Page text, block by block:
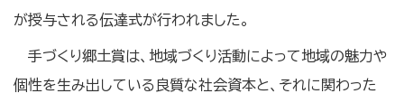
が授与される伝達式が行われました。
手づくり郷土賞は、地域づくり活動によって地域の魅力や
個性を生み出している良質な社会資本と、それに関わった